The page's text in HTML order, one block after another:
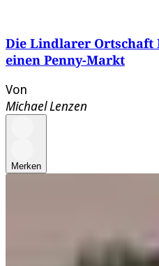
Die Lindlarer Ortschaft
einen Penny-Markt
Von
Michael Lenzen
Merken